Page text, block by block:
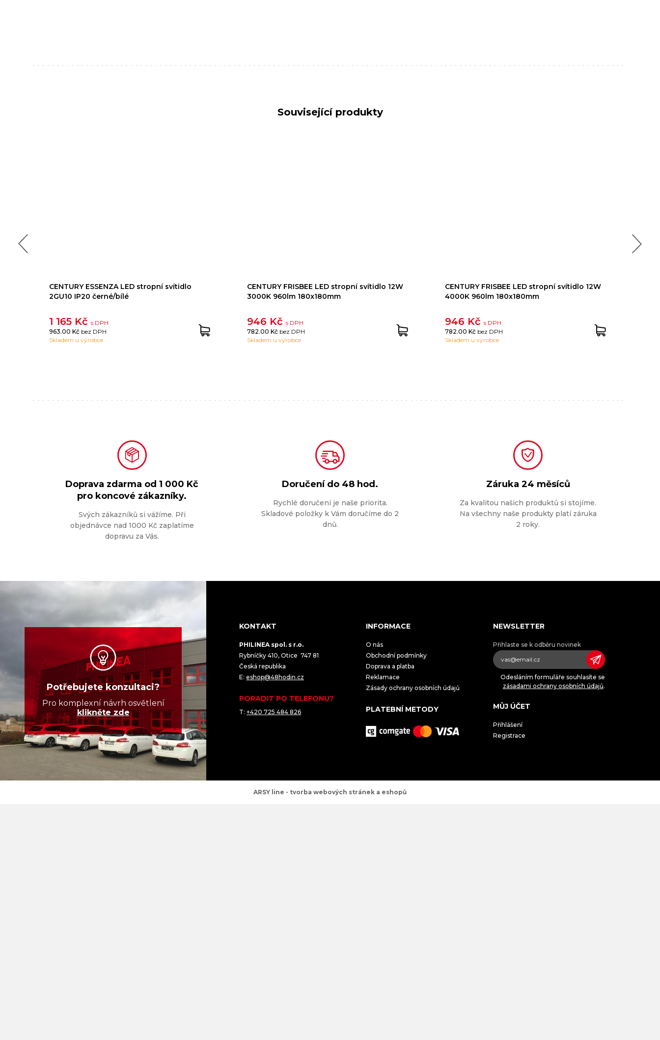
Související produkty
CENTURY ESSENZA LED stropní svítidlo
2GU10 IP20 černé/bílé
1 165 Kčs DPH
963.00 Kč bez DPH
Skladem u výrobce
CENTURY FRISBEE LED stropní svítidlo 12W
3000K 960lm 180x180mm
946 Kčs DPH
782.00 Kč bez DPH
Skladem u výrobce
CENTURY FRISBEE LED stropní svítidlo 12W
4000K 960lm 180x180mm
946 Kčs DPH
782.00 Kč bez DPH
Skladem u výrobce
Doprava zdarma od1 000 Kč
pro koncové zákazníky.
Svých zákazníků si vážíme. Při
objednávce nad 1000 Kč zaplatíme
dopravu za Vás.
Doručení do 48 hod.
Rychlé doručení je naše priorita.
Skladové položky k Vám doručíme do 2
dnů.
Záruka 24 měsíců
Za kvalitou našich produktů si stojíme.
Na všechny naše produkty platí záruka
2 roky.
Potřebujete konzultaci?
Pro komplexní návrh osvětlení
klikněte zde
KONTAKT
PHILINEA spol. s r.o.
Rybníčky 410, Otice 747 81
Česká republika
E:eshop@48hodin.cz
PORADIT PO TELEFONU?
T:+420 725 484 826
INFORMACE
O nás
Obchodní podmínky
Doprava a platba
Reklamace
Zásady ochrany osobních údajů
PLATEBNÍ METODY
NEWSLETTER
Přihlaste se k odběru novinek
Odesláním formuláře souhlasíte se
zásadami ochrany osobních údajů.
MŮJ ÚČET
Přihlášení
Registrace
ARSY line - tvorba webových stránek a eshopů